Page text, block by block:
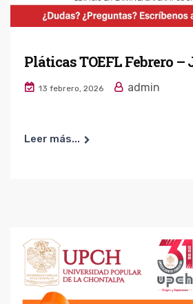
Pláticas TOEFL Febrero –
13 febrero, 2026 admin
Leer más...